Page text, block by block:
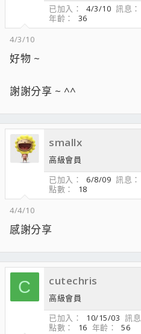
已加入
4/3/10 訊息
年齡
36
4/3/10
好物 ~
謝謝分享 ~ ^^
smallx
高級會員
已加入
6/8/09 訊息
點數
18
4/4/10
感謝分享
C cutechris
高級會員
已加入
10/15/03 訊息
點數
16 年齡 56